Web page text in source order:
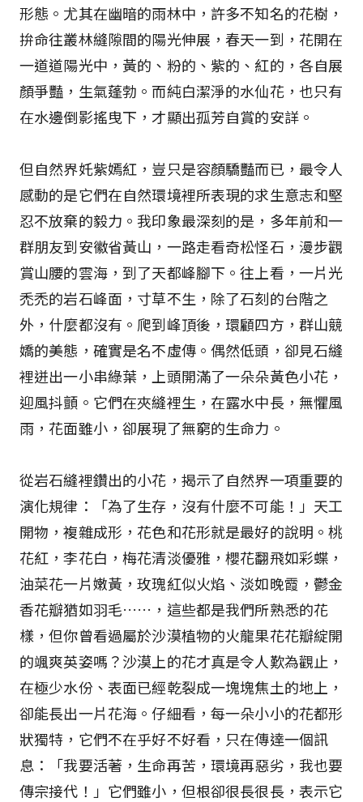
形態。尤其在幽暗的雨林中，許多不知名的花樹，
拚命往叢林縫隙間的陽光伸展，春天一到，花開在
一道道陽光中，黃的、粉的、紫的、紅的，各自展
顏爭豔，生氣蓬勃。而純白潔淨的水仙花，也只有
在水邊倒影搖曳下，才顯出孤芳自賞的安詳。
但自然界奼紫嫣紅，豈只是容顏驕豔而已，最令人
感動的是它們在自然環境裡所表現的求生意志和堅
忍不放棄的毅力。我印象最深刻的是，多年前和一
群朋友到安徽省黃山，一路走看奇松怪石，漫步觀
賞山腰的雲海，到了天都峰腳下。往上看，一片光
禿禿的岩石峰面，寸草不生，除了石刻的台階之
外，什麼都沒有。爬到峰頂後，環顧四方，群山競
嬌的美態，確實是名不虛傳。偶然低頭，卻見石縫
裡迸出一小串綠葉，上頭開滿了一朵朵黃色小花，
迎風抖顫。它們在夾縫裡生，在露水中長，無懼風
雨，花面雖小，卻展現了無窮的生命力。
從岩石縫裡鑽出的小花，揭示了自然界一項重要的
演化規律：「為了生存，沒有什麼不可能！」天工
開物，複雜成形，花色和花形就是最好的說明。桃
花紅，李花白，梅花清淡優雅，櫻花翻飛如彩蝶，
油菜花一片嫩黃，玫瑰紅似火焰、淡如晚霞，鬱金
香花瓣猶如羽毛……，這些都是我們所熟悉的花
樣，但你曾看過屬於沙漠植物的火龍果花花瓣綻開
的颯爽英姿嗎？沙漠上的花才真是令人歎為觀止，
在極少水份、表面已經乾裂成一塊塊焦土的地上，
卻能長出一片花海。仔細看，每一朵小小的花都形
狀獨特，它們不在乎好不好看，只在傳達一個訊
息：「我要活著，生命再苦，環境再惡劣，我也要
傳宗接代！」它們雖小，但根卻很長很長，表示它